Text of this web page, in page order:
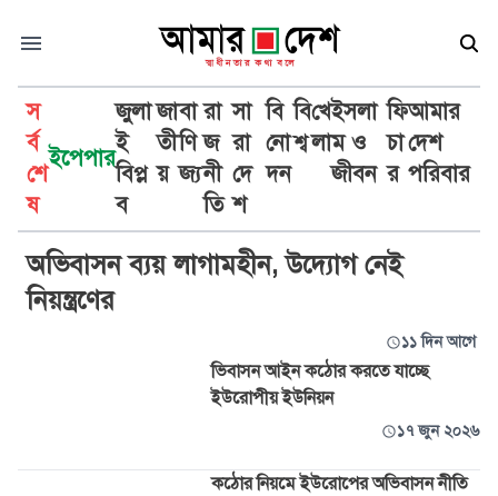
স
র্ব
শে
ষ
ইপেপার
জুলা
ই
বিপ্ল
ব
জা
তী
য়
বা
ণি
জ্য
রা
জ
নী
তি
সা
রা
দে
শ
বি
নো
দন
বি
শ্ব
খে
লা
ইসলা
ম ও
জীবন
ফি
চা
র
আমার
দেশ
পরিবার
অভিবাসন
অভিবাসন ব্যয় লাগামহীন, উদ্যোগ নেই
নিয়ন্ত্রণের
১১ দিন আগে
ভিবাসন আইন কঠোর করতে যাচ্ছে
ইউরোপীয় ইউনিয়ন
১৭ জুন ২০২৬
কঠোর নিয়মে ইউরোপের অভিবাসন নীতি